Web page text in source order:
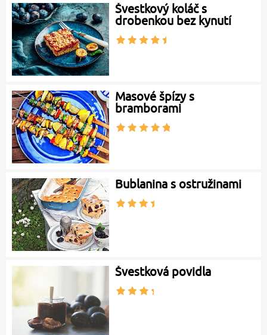
Švestkový koláč s
drobenkou bez kynutí
Masové špízy s
bramborami
Bublanina s ostružinami
Švestková povidla